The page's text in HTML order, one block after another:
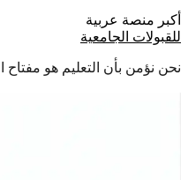
أكبر منصة عربية
للقبولات الجامعية
نحن نؤمن بأن التعليم هو